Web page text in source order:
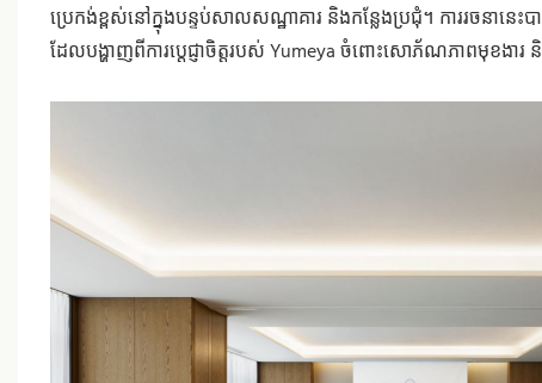
ប្រេកង់ខ្ពស់នៅក្នុងបន្ទប់សាលសណ្ឋាគារ និងកន្លែងប្រជុំ។ ការរចនានេ
ដែលបង្ហាញពីការប្តេជ្ញាចិត្តរបស់ Yumeya ចំពោះសោភ័ណភាពមុខងា